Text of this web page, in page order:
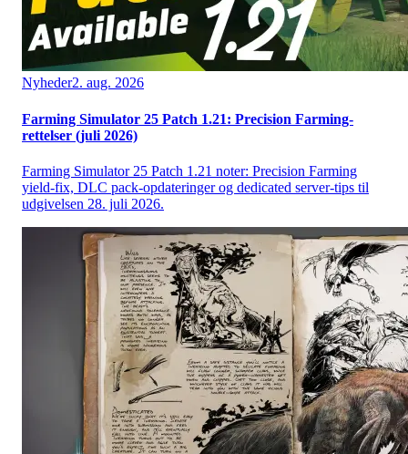
Nyheder2. aug. 2026
Farming Simulator 25 Patch 1.21: Precision Farming-
rettelser (juli 2026)
Farming Simulator 25 Patch 1.21 noter: Precision Farming
yield-fix, DLC pack-opdateringer og dedicated server-tips til
udgivelsen 28. juli 2026.